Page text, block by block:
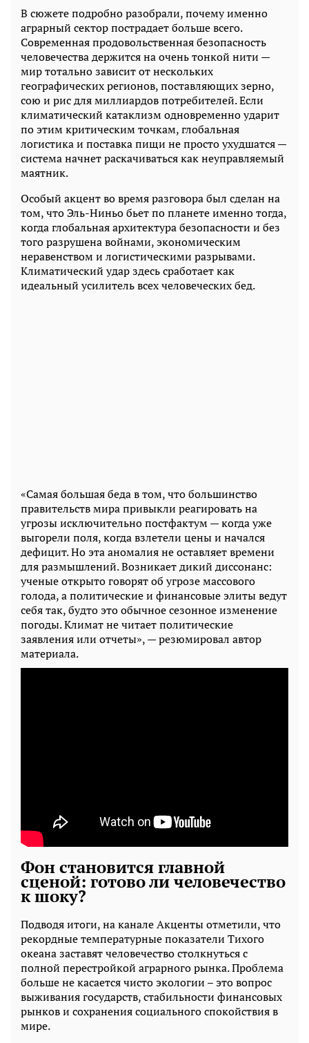
В сюжете подробно разобрали, почему именно
аграрный сектор пострадает больше всего.
Современная продовольственная безопасность
человечества держится на очень тонкой нити —
мир тотально зависит от нескольких
географических регионов, поставляющих зерно,
сою и рис для миллиардов потребителей. Если
климатический катаклизм одновременно ударит
по этим критическим точкам, глобальная
логистика и поставка пищи не просто ухудшатся —
система начнет раскачиваться как неуправляемый
маятник.
Особый акцент во время разговора был сделан на
том, что Эль-Ниньо бьет по планете именно тогда,
когда глобальная архитектура безопасности и без
того разрушена войнами, экономическим
неравенством и логистическими разрывами.
Климатический удар здесь сработает как
идеальный усилитель всех человеческих бед.
«Самая большая беда в том, что большинство
правительств мира привыкли реагировать на
угрозы исключительно постфактум — когда уже
выгорели поля, когда взлетели цены и начался
дефицит. Но эта аномалия не оставляет времени
для размышлений. Возникает дикий диссонанс:
ученые открыто говорят об угрозе массового
голода, а политические и финансовые элиты ведут
себя так, будто это обычное сезонное изменение
погоды. Климат не читает политические
заявления или отчеты», — резюмировал автор
материала.
Фон становится главной
сценой: готово ли человечество
к шоку?
Подводя итоги, на канале Акценты отметили, что
рекордные температурные показатели Тихого
океана заставят человечество столкнуться с
полной перестройкой аграрного рынка. Проблема
больше не касается чисто экологии – это вопрос
выживания государств, стабильности финансовых
рынков и сохранения социального спокойствия в
мире.